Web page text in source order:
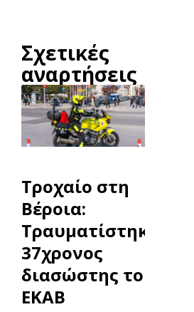
Σχετικές
αναρτήσεις
Τροχαίο στη
Βέροια:
Τραυματίστηκε
37χρονος
διασώστης του
ΕΚΑΒ